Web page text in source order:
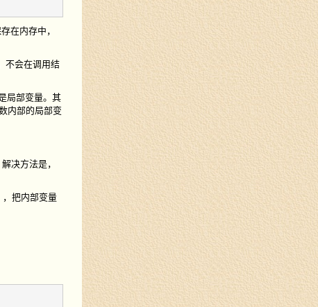
在内存中，
不会在调用结
局部变量。其
内部的局部变
决方法是，
把内部变量